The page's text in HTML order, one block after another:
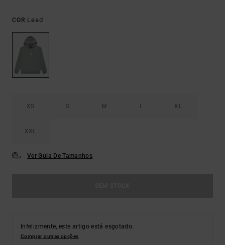
COR Lead
XS S M L XL
XXL
Ver Guia De Tamanhos
Infelizmente, este artigo está esgotado.
Comprar outras opções